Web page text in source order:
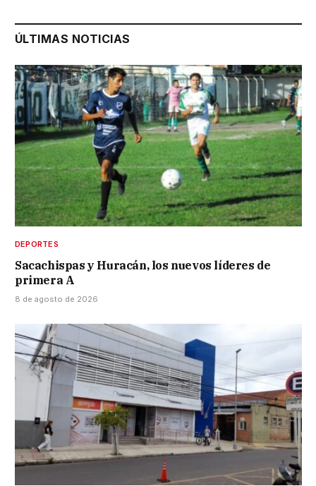
ÚLTIMAS NOTICIAS
DEPORTES
Sacachispas y Huracán, los nuevos líderes de
primera A
8 de agosto de 2026